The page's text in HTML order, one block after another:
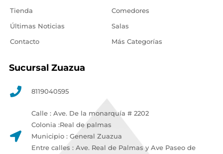
Tienda
Últimas Noticias
Contacto
Comedores
Salas
Más Categorías
Sucursal Zuazua
8119040595
Calle : Ave. De la monarquía # 2202
Colonia :Real de palmas
Municipio : General Zuazua
Entre calles : Ave. Real de Palmas y Ave Paseo de